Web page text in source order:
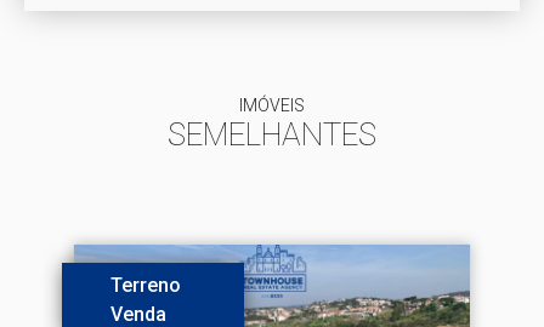
IMÓVEIS
SEMELHANTES
Terreno
Venda